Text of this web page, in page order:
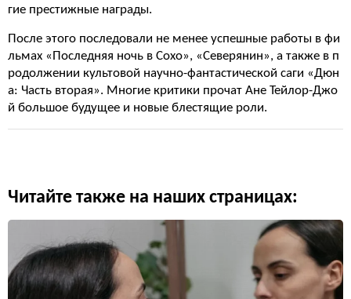
гие престижные награды.
После этого последовали не менее успешные работы в фи
льмах «Последняя ночь в Сохо», «Северянин», а также в п
родолжении культовой научно-фантастической саги «Дюн
а: Часть вторая». Многие критики прочат Ане Тейлор-Джо
й большое будущее и новые блестящие роли.
Читайте также на наших страницах: